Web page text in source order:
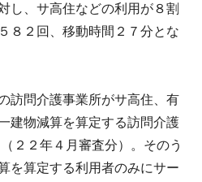
し、サ高住などの利用が８割
８２回、移動時間２７分とな
訪問介護事業所がサ高住、有
建物減算を算定する訪問介護
２２年４月審査分）。そのう
を算定する利用者のみにサー